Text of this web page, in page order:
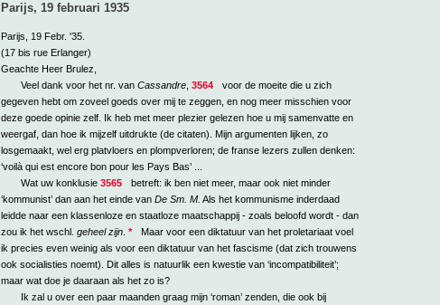
Parijs, 19 februari 1935
Parijs, 19 Febr. '35.
(17 bis rue Erlanger)
Geachte Heer Brulez,
Veel dank voor het nr. van Cassandre, 3564
voor de moeite die u zich
gegeven hebt om zoveel goeds over mij te zeggen, en nog meer misschien voor
deze goede opinie zelf. Ik heb met meer plezier gelezen hoe u mij samenvatte en
weergaf, dan hoe ik mijzelf uitdrukte (de citaten). Mijn argumenten lijken, zo
losgemaakt, wel erg platvloers en plompverloren; de franse lezers zullen denken:
‘voilà qui est encore bon pour les Pays Bas’ ...
Wat uw konklusie 3565
betreft: ik ben niet meer, maar ook niet minder
‘kommunist’ dan aan het einde van De Sm. M. Als het kommunisme inderdaad
leidde naar een klassenloze en staatloze maatschappij - zoals beloofd wordt - dan
zou ik het wschl. geheel zijn. *
Maar voor een diktatuur van het proletariaat voel
ik precies even weinig als voor een diktatuur van het fascisme (dat zich trouwens
ook socialisties noemt). Dit alles is natuurlik een kwestie van ‘incompatibiliteit’;
maar wat doe je daaraan als het zo is?
Ik zal u over een paar maanden graag mijn ‘roman’ zenden, die ook bij